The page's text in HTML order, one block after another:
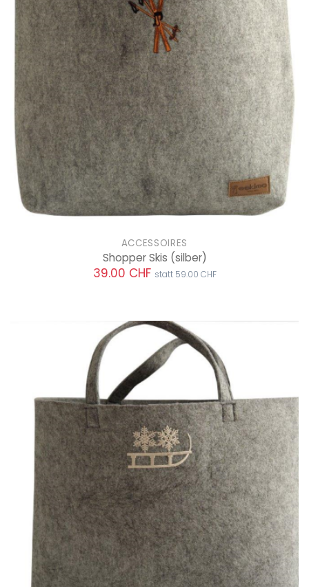
ACCESSOIRES
Shopper Skis (silber)
39.00 CHF statt 59.00 CHF